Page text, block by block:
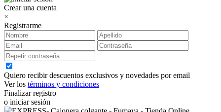
Crear una cuenta
×
Registrarme
Quiero recibir descuentos exclusivos y novedades por email
Ver los términos y condiciones
Finalizar registro
o iniciar sesión